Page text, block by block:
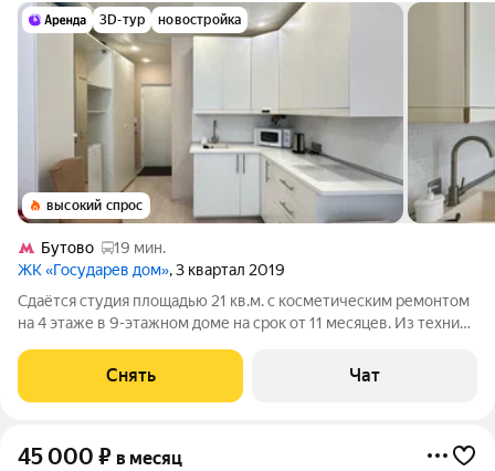
3D-тур новостройка
высокий спрос
Бутово
19 мин.
ЖК «Государев дом», 3 квартал 2019
Сдаётся студия площадью 21 кв.м. с косметическим ремонтом
на 4 этаже в 9-этажном доме на срок от 11 месяцев. Из техники
Микроволновка Дом - монолитный, окна выходят во двор. В
подъезде 1 лифт - 1
Снять Чат
45 000 ₽ в месяц